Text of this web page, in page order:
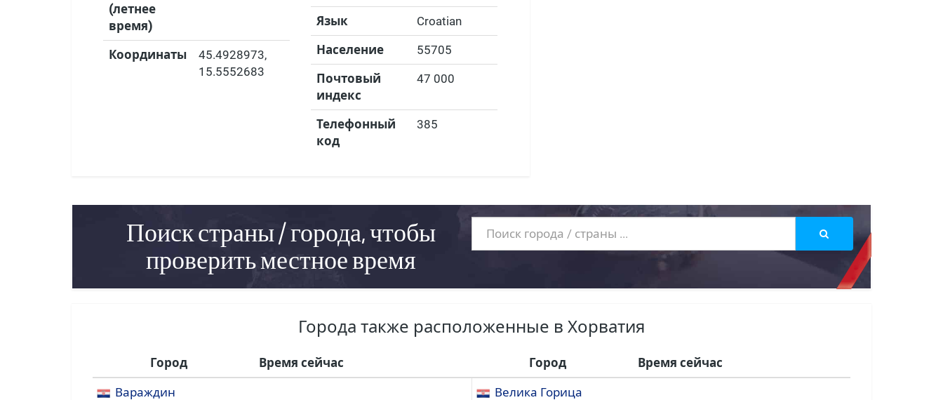
(летнее
время)
Координаты 45.4928973,
15.5552683
Язык Croatian
Население 55705
Почтовый
индекс
47 000
Телефонный
код
385
Поиск страны / города, чтобы
проверить местное время
Города также расположенные в Хорватия
Город Время сейчас Город Время сейчас
Вараждин Велика Горица